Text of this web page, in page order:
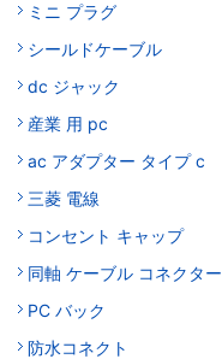
ミニ プラグ
シールドケーブル
dc ジャック
産業 用 pc
ac アダプター タイプ c
三菱 電線
コンセント キャップ
同軸 ケーブル コネクター
PC バック
防水コネクト